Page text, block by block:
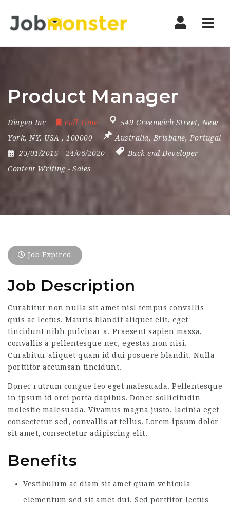
Product Manager
Diageo Inc Full Time 549 Greenwich Street, New
York, NY, USA , 100000 Australia, Brisbane, Portugal
23/01/2015 - 24/06/2020 Back-end Developer -
Content Writing- Sales
Job Expired
Job Description
Curabitur non nulla sit amet nisl tempus convallis
quis ac lectus. Mauris blandit aliquet elit, eget
tincidunt nibh pulvinar a. Praesent sapien massa,
convallis a pellentesque nec, egestas non nisi.
Curabitur aliquet quam id dui posuere blandit. Nulla
porttitor accumsan tincidunt.
Donec rutrum congue leo eget malesuada. Pellentesque
in ipsum id orci porta dapibus. Donec sollicitudin
molestie malesuada. Vivamus magna justo, lacinia eget
consectetur sed, convallis at tellus. Lorem ipsum dolor
sit amet, consectetur adipiscing elit.
Benefits
Vestibulum ac diam sit amet quam vehicula
elementum sed sit amet dui. Sed porttitor lectus